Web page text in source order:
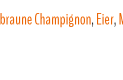
braune Champignon,Eier,